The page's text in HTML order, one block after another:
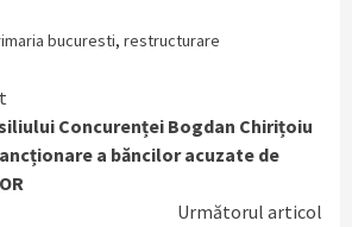
bucuresti, restructurare
Concurenței Bogdan Chirițoiu
a băncilor acuzate de
Următorul articol